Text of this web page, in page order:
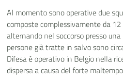
Al momento sono operative due
composte complessivamente da
alternando nel soccorso presso
persone già tratte in salvo sono
Difesa è operativo in Belgio nella
dispersa a causa del forte